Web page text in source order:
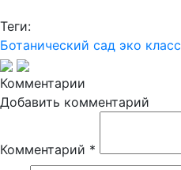
Теги:
Ботанический сад эко класс
Комментарии
Добавить комментарий
Комментарий *